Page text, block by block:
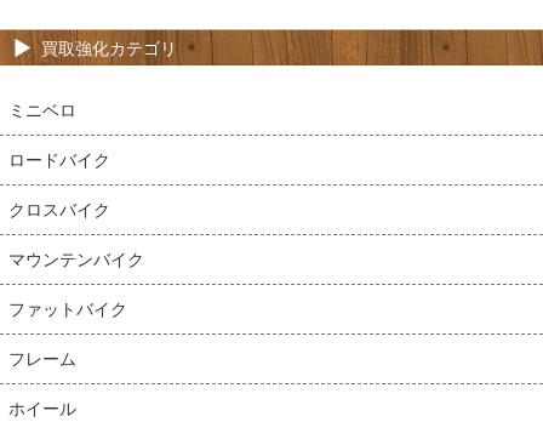
買取強化カテゴリ
ミニベロ
ロードバイク
クロスバイク
マウンテンバイク
ファットバイク
フレーム
ホイール